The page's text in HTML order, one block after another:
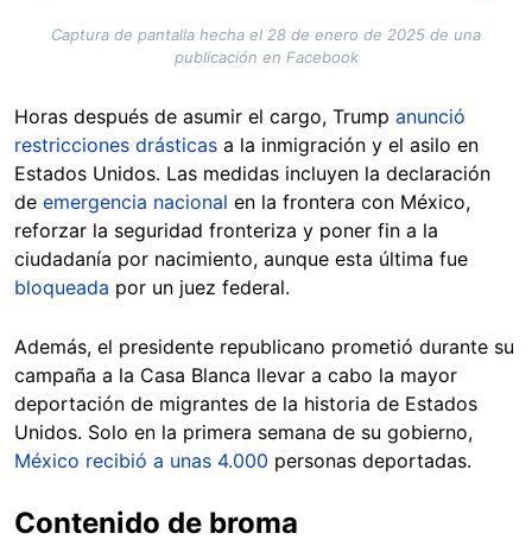
Captura de pantalla hecha el 28 de enero de 2025 de una
publicación en Facebook
Horas después de asumir el cargo, Trump anunció
restricciones drásticas a la inmigración y el asilo en
Estados Unidos. Las medidas incluyen la declaración
de emergencia nacional en la frontera con México,
reforzar la seguridad fronteriza y poner fin a la
ciudadanía por nacimiento, aunque esta última fue
bloqueada por un juez federal.
Además, el presidente republicano prometió durante su
campaña a la Casa Blanca llevar a cabo la mayor
deportación de migrantes de la historia de Estados
Unidos. Solo en la primera semana de su gobierno,
México recibió a unas 4.000 personas deportadas.
Contenido de broma